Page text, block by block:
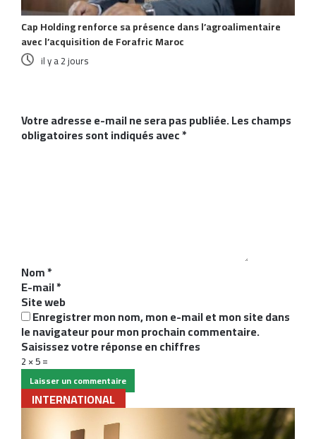
Cap Holding renforce sa présence dans l’agroalimentaire
avec l’acquisition de Forafric Maroc
il y a 2 jours
Votre adresse e-mail ne sera pas publiée.Les champs
obligatoires sont indiqués avec*
i
r
e
*
Nom*
E-mail*
Site web
Enregistrer mon nom, mon e-mail et mon site dans
le navigateur pour mon prochain commentaire.
Saisissez votre réponse en chiffres
2 × 5 =
INTERNATIONAL